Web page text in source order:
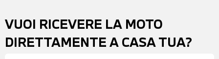
VUOI RICEVERE LA MOTO
DIRETTAMENTE A CASA TUA?